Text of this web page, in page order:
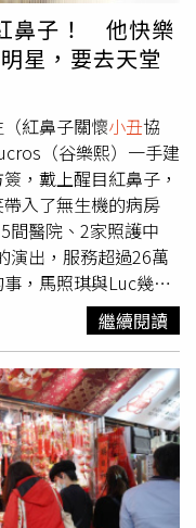
是因為孩子的情緒不
就改天再看啊，搞不
時候，他們都是打開
情緒反應。儘管如
於每次表演前都會
的個性、掌握相關注
的孩子，就不適合一
在對話的情境，慢慢
患者也需要有不同的
的小朋友年齡較小，
，像是凸顯紅鼻子的
趣。若是今天的患者是
小孩」，讓他接受這
失智長者們，則要與
時代的穿著，像是西
，因此紅鼻子醫生最
調整，而這一切除行
醫生永遠都在找一種平
時給出反饋。（圖／
辦人之一的Luc也在
學員們在表演過程中
一組的表演中也需
中得找到自己的定
人各司其職，才能讓
Luc和馬照琪接受我
是一個好的小丑醫生
這個過程中玩的開
Luc和馬照琪說，一
每一段生命的長短都
間去體驗各式各樣的情
力。而
小丑醫生的存
身上好的地方，去稱
也得清楚知道自己的
的演出。（圖／周志
也背負沉重的心理壓
實是，這週表演時遇
，需要強大的心靈才
到這點，除每月例行
鼻子！ 他快樂
星，要去天堂
紅鼻子關懷小丑協
（谷樂熙）一手建
，戴上醒目紅鼻子，
入了無生機的病房
間醫院、2家照護中
演出，服務超過26萬
，馬照琪與Luc幾乎
─葉道煌。就算隔著
的病童互動，為孩子
小丑協會提供）6歲的
原本活潑外向、喜歡
病程發展迅速，短短
走不穩路，呼吸與肢
日常生活進行，讓他
的畫畫，也因病情再
北榮總就醫的過程
繼續閱讀